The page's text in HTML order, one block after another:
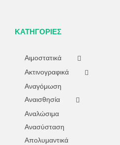
ΚΑΤΗΓΟΡΊΕΣ
Αιμοστατικά
Ακτινογραφικά
Αναγόμωση
Αναισθησία
Αναλώσιμα
Ανασύσταση
Απολυμαντικά